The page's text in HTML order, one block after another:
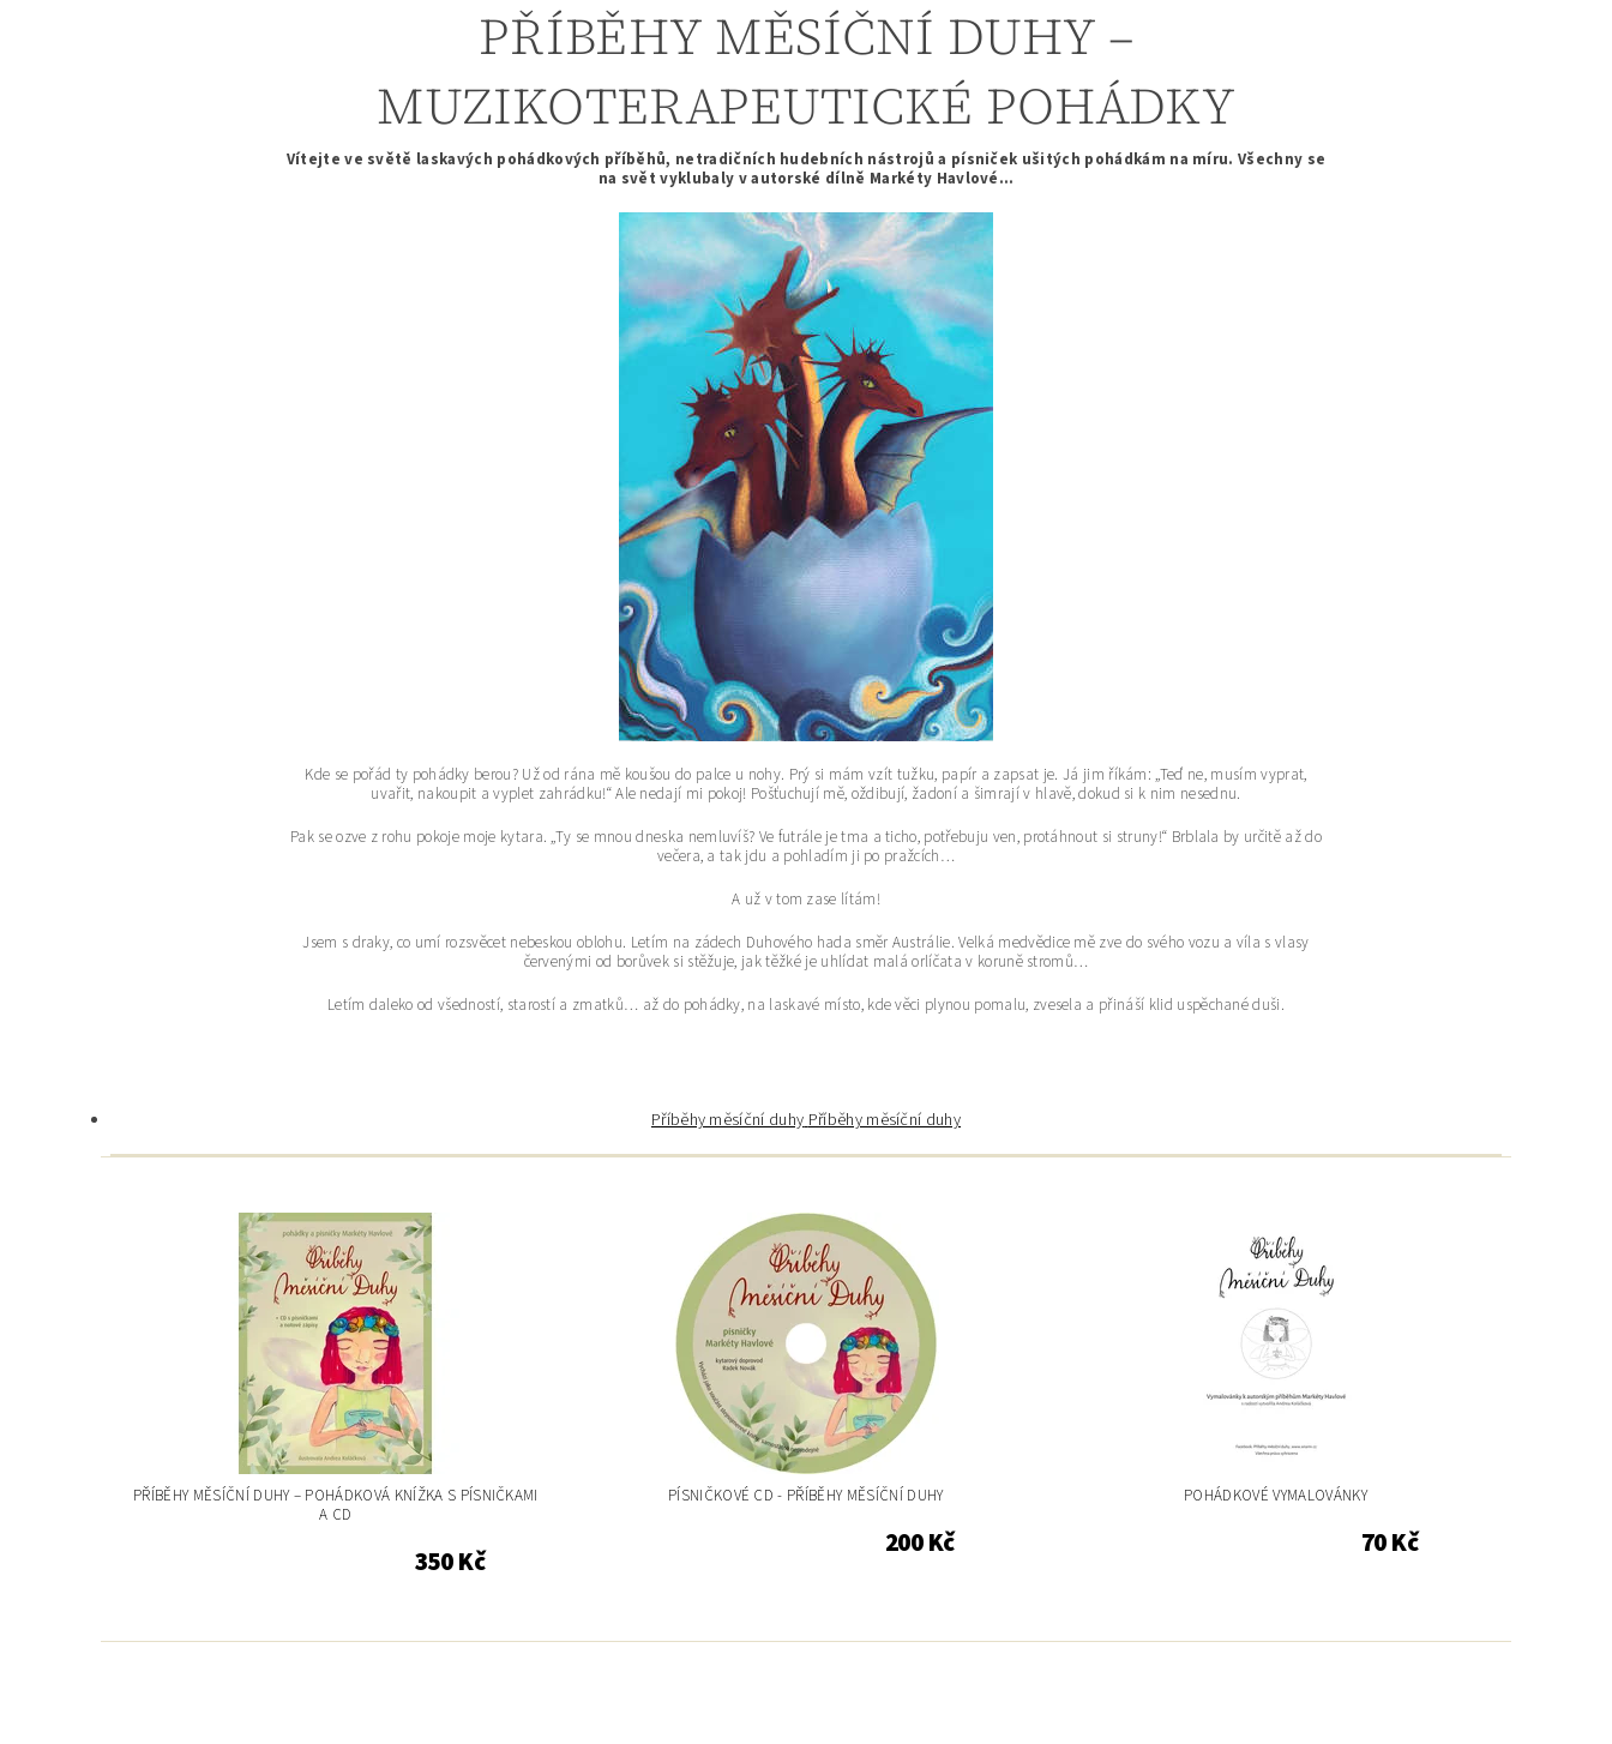
PŘÍBĚHY MĚSÍČNÍ DUHY –
MUZIKOTERAPEUTICKÉ POHÁDKY
Vítejte ve světě laskavých pohádkových příběhů, netradičních hudebních nástrojů a písniček ušitých pohádkám na míru. Všechny se
na svět vyklubaly v autorské dílně Markéty Havlové…
Kde se pořád ty pohádky berou? Už od rána mě koušou do palce u nohy. Prý si mám vzít tužku, papír a zapsat je. Já jim říkám: „Teď ne, musím vyprat,
uvařit, nakoupit a vyplet zahrádku!“ Ale nedají mi pokoj! Pošťuchují mě, oždibují, žadoní a šimrají v hlavě, dokud si k nim nesednu.
Pak se ozve z rohu pokoje moje kytara. „Ty se mnou dneska nemluvíš? Ve futrále je tma a ticho, potřebuju ven, protáhnout si struny!“ Brblala by určitě až do
večera, a tak jdu a pohladím ji po pražcích…
A už v tom zase lítám!
Jsem s draky, co umí rozsvěcet nebeskou oblohu. Letím na zádech Duhového hada směr Austrálie. Velká medvědice mě zve do svého vozu a víla s vlasy
červenými od borůvek si stěžuje, jak těžké je uhlídat malá orlíčata v koruně stromů…
Letím daleko od všedností, starostí a zmatků… až do pohádky, na laskavé místo, kde věci plynou pomalu, zvesela a přináší klid uspěchané duši.
Příběhy měsíční duhyPříběhy měsíční duhy
PŘÍBĚHY MĚSÍČNÍ DUHY – POHÁDKOVÁ KNÍŽKA S PÍSNIČKAMI
A CD
350 Kč
PÍSNIČKOVÉ CD - PŘÍBĚHY MĚSÍČNÍ DUHY
200 Kč
POHÁDKOVÉ VYMALOVÁNKY
70 Kč